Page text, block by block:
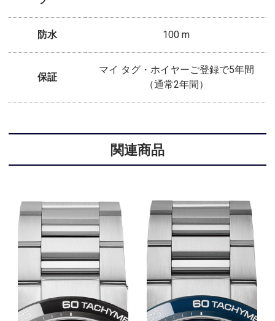
防水 100 m
保証
マイ タグ・ホイヤーご登録で5年間
（通常2年間）
関連商品